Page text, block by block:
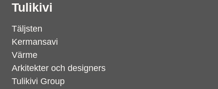
Tulikivi
Täljsten
Kermansavi
Värme
Arkitekter och designers
Tulikivi Group